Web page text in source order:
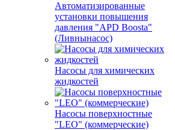
Автоматизированные
установки повышения
давления "APD Boosta"
(Ливнынасос)
Насосы для химических
жидкостей
Насосы поверхностные
"LEO" (коммерческие)